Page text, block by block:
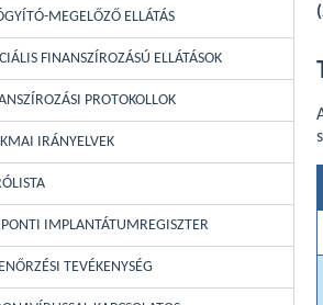
MEGELŐZŐ ELLÁTÁS
FINANSZÍROZÁSÚ ELLÁTÁSOK
PROTOKOLLOK
IRÁNYELVEK
IMPLANTÁTUMREGISZTER
TEVÉKENYSÉG